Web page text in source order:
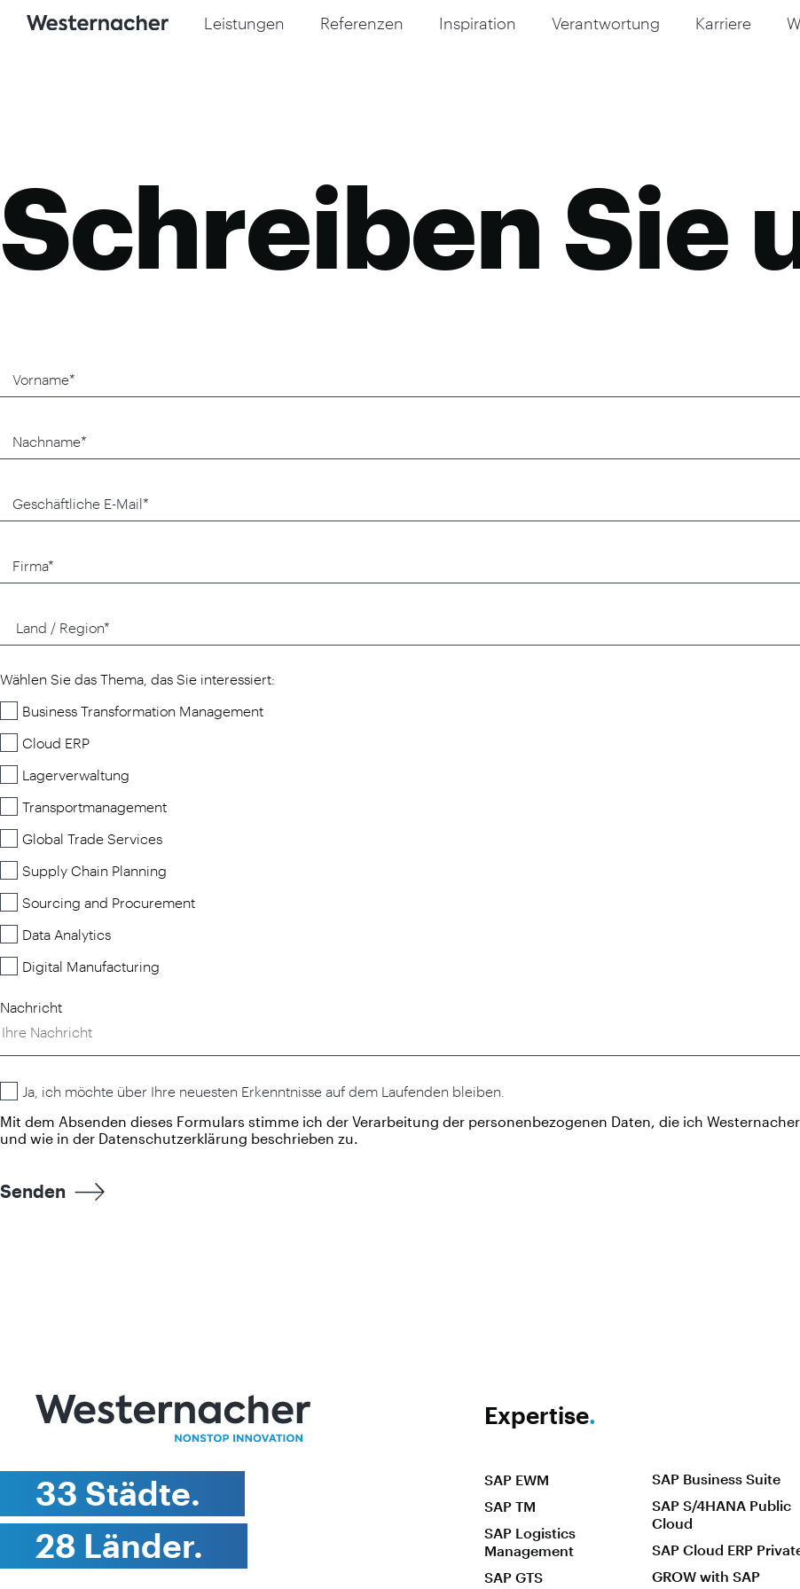
Leistungen Referenzen Inspiration Verantwortung Karriere
Schreiben Sie
Wählen Sie das Thema, das Sie interessiert:
Business Transformation Management
Cloud ERP
Lagerverwaltung
Transportmanagement
Global Trade Services
Supply Chain Planning
Sourcing and Procurement
Data Analytics
Digital Manufacturing
Nachricht
Ja, ich möchte über Ihre neuesten Erkenntnisse auf dem Laufenden bleiben.
Mit dem Absenden dieses Formulars stimme ich der Verarbeitung der personenbezogenen Daten, die ich
und wie in der Datenschutzerklärung beschrieben zu.
33 Städte.
28 Länder.
Expertise.
SAP EWM
SAP TM
SAP Logistics
Management
SAP GTS
SAP Business Suite
SAP S/4HANA Public
Cloud
SAP Cloud ERP
GROW with SAP